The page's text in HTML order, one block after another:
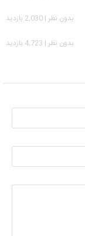
بدون نظر | 2,030 بازدید
بدون نظر | 4,723 بازدید